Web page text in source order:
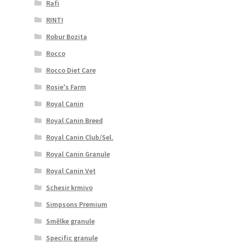
Rafi
RINTI
Robur Bozita
Rocco
Rocco Diet Care
Rosie's Farm
Royal Canin
Royal Canin Breed
Royal Canin Club/Sel.
Royal Canin Granule
Royal Canin Vet
Schesir krmivo
Simpsons Premium
Smělke granule
Specific granule